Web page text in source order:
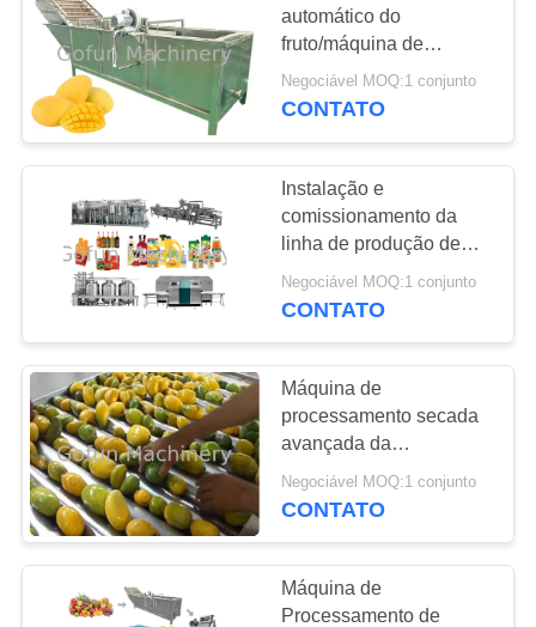
automático do
fruto/máquina de
secagem do fruto
industrial
Negociável MOQ:1 conjunto
CONTATO
Instalação e
comissionamento da
linha de produção de
suco de maracujá com
controle inteligente e
Negociável MOQ:1 conjunto
CONTATO
Máquina de
processamento secada
avançada da
manga/máquina de
secagem manga
Negociável MOQ:1 conjunto
CONTATO
Máquina de
Processamento de